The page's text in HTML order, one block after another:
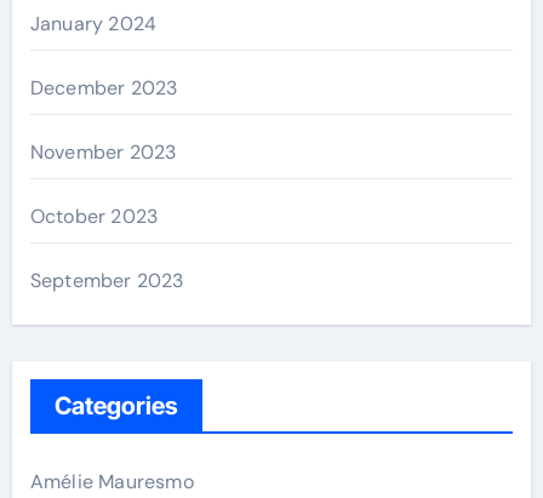
January 2024
December 2023
November 2023
October 2023
September 2023
Categories
Amélie Mauresmo